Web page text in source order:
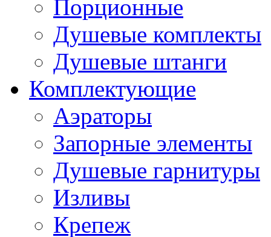
Порционные
Душевые комплекты
Душевые штанги
Комплектующие
Аэраторы
Запорные элементы
Душевые гарнитуры
Изливы
Крепеж